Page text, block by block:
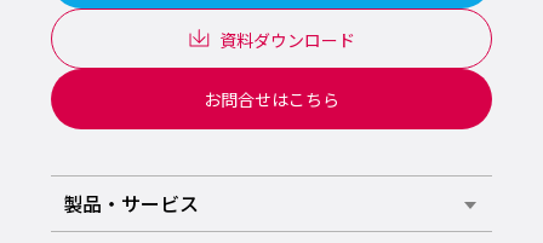
資料ダウンロード
お問合せはこちら
製品・サービス